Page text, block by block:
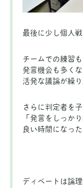
最後に少し個人戦
チームでの練習も
発言機会も多くな
活発な議論が繰
さらに判定者を
「発言をしっか
良い時間になっ
ディベートは論